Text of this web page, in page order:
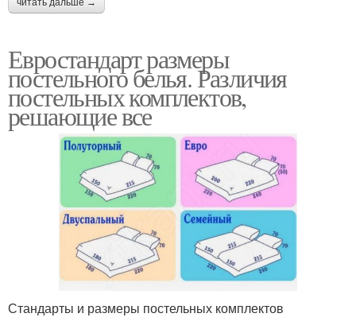
Евростандарт размеры
постельного белья. Различия
постельных комплектов,
решающие все
Стандарты и размеры постельных комплектов